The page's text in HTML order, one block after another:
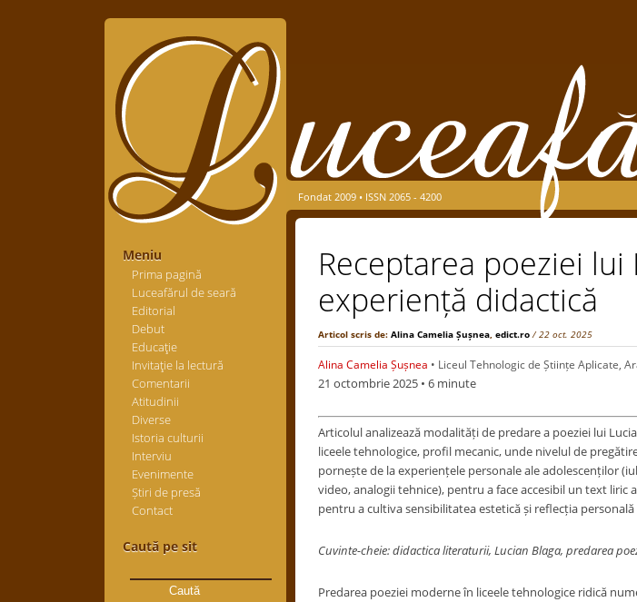
Meniu
Prima pagină
Luceafărul de seară
Editorial
Debut
Educaţie
Invitaţie la lectură
Comentarii
Atitudinii
Diverse
Istoria culturii
Interviu
Evenimente
Știri de presă
Contact
Caută pe sit
după:
Fondat 2009 • ISSN 2065 - 4200
Receptarea poeziei
experiență didactică
Articol scris de: Alina Camelia Șușnea, edict.ro / 22 oct. 2025
Alina Camelia Șușnea • Liceul Tehnologic de Științe Aplicate,
21 octombrie 2025 • 6 minute
Articolul analizează modalități de predare a poeziei lui
liceele tehnologice, profil mecanic, unde nivelul de
pornește de la experiențele personale ale adolescenților
video, analogii tehnice), pentru a face accesibil un text
pentru a cultiva sensibilitatea estetică și reflecția personală
Cuvinte-cheie: didactica literaturii, Lucian Blaga, predarea
Predarea poeziei moderne în liceele tehnologice ridică